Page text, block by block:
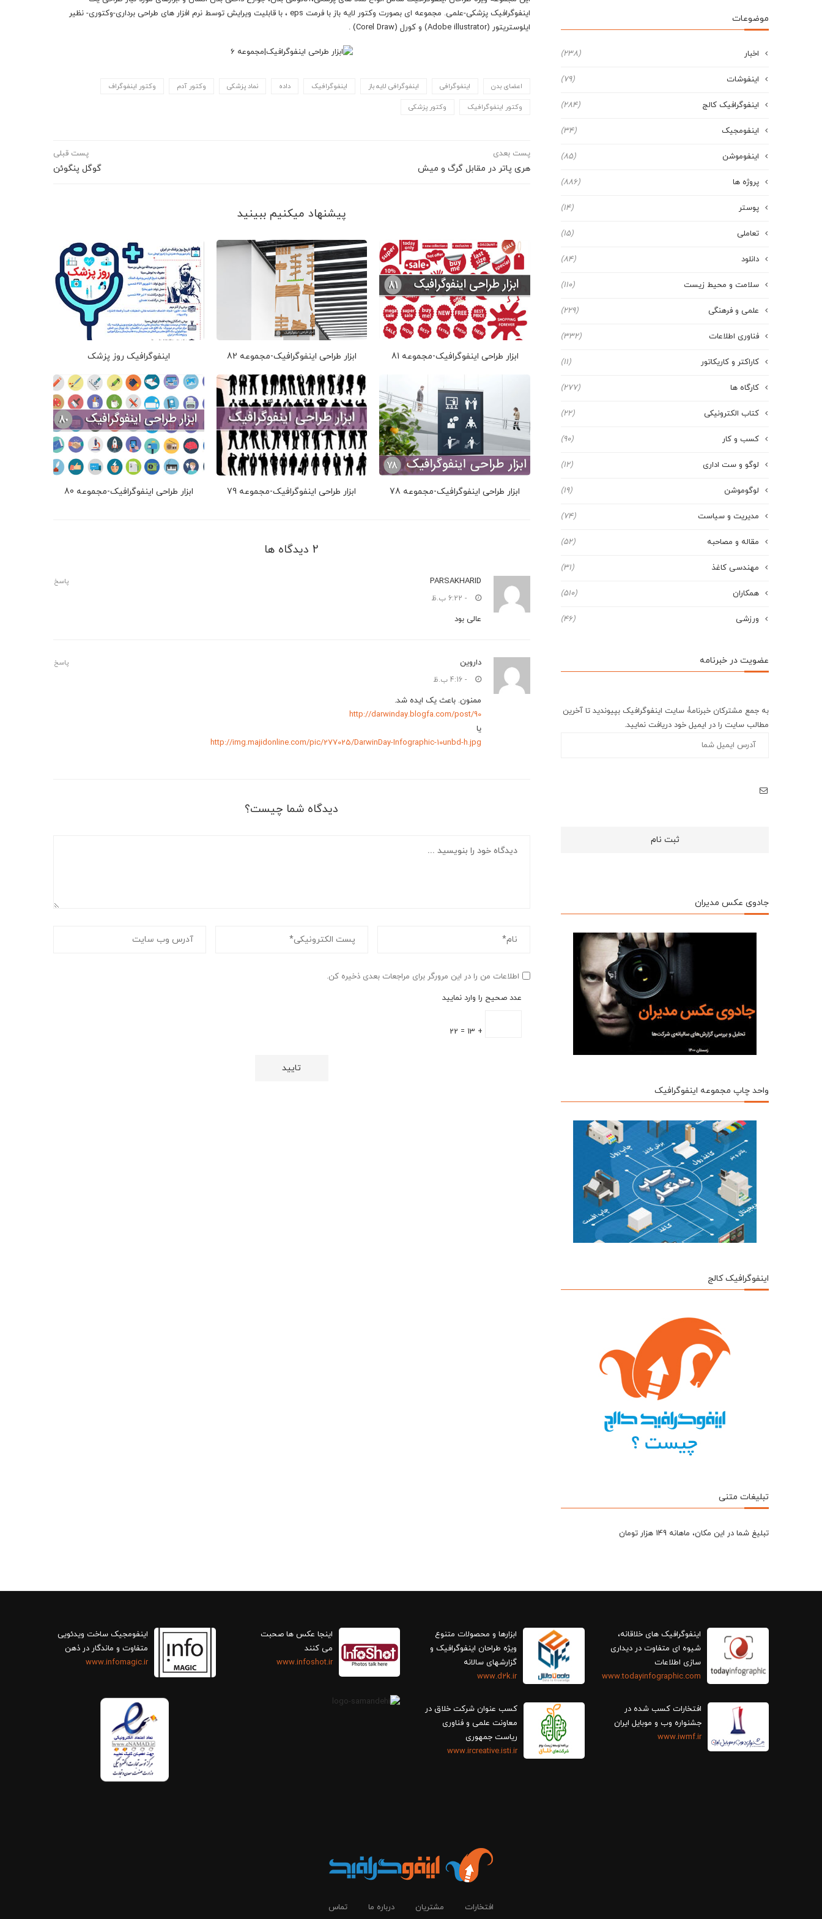
اینفوگرافیک پزشکی-علمی. مجموعه ای بصورت وکتور لایه باز با فرمت eps ، با قابلیت ویرایش توسط نرم افزار های طراحی برداری-وکتوری- نظیر
ایلوستریتور (Adobe illustrator) و کورل (Corel Draw) .
اعضای بدن اینفوگرافی اینفوگرافی لایه باز اینفوگرافیک داده نماد پزشکی وکتور آدم وکتور اینفوگراف
وکتور اینفوگرافیک وکتور پزشکی
پست قبلی
گوگل پنگوئن
پست بعدی
هری پاتر در مقابل گرگ و میش
پیشنهاد می‎کنیم ببینید
اینفوگرافیک روز پزشک ابزار طراحی اینفوگرافیک-مجموعه 82 ابزار طراحی اینفوگرافیک-مجموعه 81
ابزار طراحی اینفوگرافیک-مجموعه 80 ابزار طراحی اینفوگرافیک-مجموعه 79 ابزار طراحی اینفوگرافیک-مجموعه 78
2 دیدگاه ها
PARSAKHARID
- 6:22 ب.ظ
عالی بود
پاسخ
داروین
- 4:16 ب.ظ
ممنون. باعث یک ایده شد.
http://darwinday.blogfa.com/post/90
یا
http://img.majidonline.com/pic/277025/DarwinDay-Infographic-10unbd-h.jpg
پاسخ
دیدگاه شما چیست؟
اطلاعات من را در این مرورگر برای مراجعات بعدی ذخیره کن.
عدد صحیح را وارد نمایید
+ 13 = 22
موضوعات
اخبار (238)
اینفوشات (79)
اینفوگرافیک کالج (284)
اینفومجیک (34)
اینفوموشن (85)
پروژه ها (886)
پوستر (14)
تعاملی (15)
دانلود (84)
سلامت و محیط زیست (110)
علمی و فرهنگی (229)
فناوری اطلاعات (332)
کاراکتر و کاریکاتور (11)
کارگاه ها (277)
کتاب الکترونیکی (22)
کسب و کار (90)
لوگو و ست اداری (12)
لوگوموشن (19)
مدیریت و سیاست (74)
مقاله و مصاحبه (52)
مهندسی کاغذ (31)
همکاران (510)
ورزشی (46)
عضویت در خبرنامه
به جمع مشترکان خبرنامۀ سایت اینفوگرافیک بپیوندید تا آخرین
مطالب سایت را در ایمیل خود دریافت نمایید.
جادوی عکس مدیران
واحد چاپ مجموعه اینفوگرافیک
اینفوگرافیک کالج
تبلیغات متنی
تبلیغ شما در این مکان، ماهانه 149 هزار تومان
اینفوگرافیک های خلاقانه،
سازی اطلاعات
www.todayinfographic.com
افتخارات کسب شده در
جشنواره وب و موبایل ایران
www.iwmf.ir
ابزارها و محصولات متنوع
ویژه طراحان اینفوگرافیک و
گزارش‎های سالانه
www.d2k.ir
کسب عنوان شرکت خلاق در
معاونت علمی و فناوری
ریاست جمهوری
www.ircreative.isti.ir
اینجا عکس ها صحبت
می کنند
www.infoshot.ir
اینفومجیک ساخت ویدئویی
متفاوت و ماندگار در ذهن
www.infomagic.ir
افتخارات مشتریان درباره ما تماس